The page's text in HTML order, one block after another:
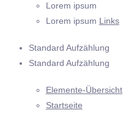
Lorem ipsum
Lorem ipsum Links
Standard Aufzählung
Standard Aufzählung
Elemente-Übersicht
Startseite